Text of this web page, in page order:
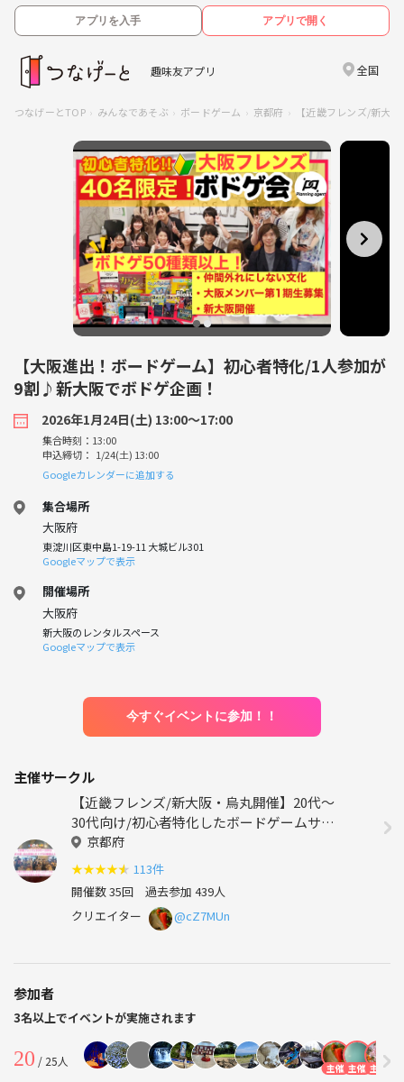
アプリを入手 アプリで開く
趣味友アプリ 全国
つなげーとTOP みんなであそぶ ボードゲーム 京都府 【近畿フレンズ/新大
【大阪進出！ボードゲーム】初心者特化/1人参加が
9割♪新大阪でボドゲ企画！
2026年1月24日(土) 13:00〜17:00
集合時刻：13:00
申込締切： 1/24(土) 13:00
Googleカレンダーに追加する
集合場所
大阪府
東淀川区東中島1-19-11 大城ビル301
Googleマップで表示
開催場所
大阪府
新大阪のレンタルスペース
Googleマップで表示
今すぐイベントに参加！！
主催サークル
【近畿フレンズ/新大阪・烏丸開催】20代〜
30代向け/初心者特化したボードゲームサー
クル！
京都府
★★★★★ 113件
開催数 35回 過去参加 439人
クリエイター
@cZ7MUn
参加者
3名以上でイベントが実施されます
20 / 25人 主催 主催 主催